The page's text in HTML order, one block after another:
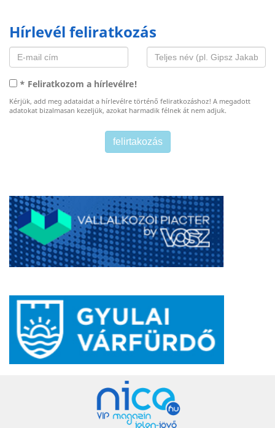
Hírlevél feliratkozás
* Feliratkozom a hírlevélre!
Kérjük, add meg adataidat a hírlevélre történő feliratkozáshoz! A megadott
adatokat bizalmasan kezeljük, azokat harmadik félnek át nem adjuk.